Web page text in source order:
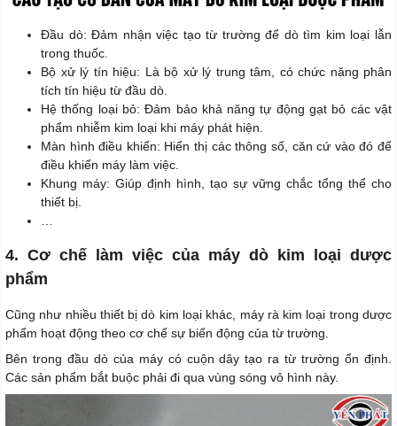
Đầu dò: Đảm nhận việc tạo từ trường để dò tìm kim loại lẫn
trong thuốc.
Bộ xử lý tín hiệu: Là bộ xử lý trung tâm, có chức năng phân
tích tín hiệu từ đầu dò.
Hệ thống loại bỏ: Đảm bảo khả năng tự động gạt bỏ các vật
phẩm nhiễm kim loại khi máy phát hiện.
Màn hình điều khiển: Hiển thị các thông số, căn cứ vào đó để
điều khiển máy làm việc.
Khung máy: Giúp định hình, tạo sự vững chắc tổng thể cho
thiết bị.
…
4. Cơ chế làm việc của máy dò kim loại dược
phẩm
Cũng như nhiều thiết bị dò kim loại khác, máy rà kim loại trong dược
phẩm hoạt động theo cơ chế sự biến động của từ trường.
Bên trong đầu dò của máy có cuộn dây tạo ra từ trường ổn định.
Các sản phẩm bắt buộc phải đi qua vùng sóng vô hình này.